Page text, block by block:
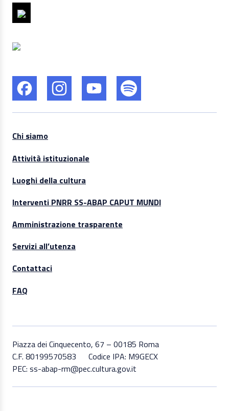
Chi siamo
Attività istituzionale
Luoghi della cultura
Interventi PNRR SS-ABAP CAPUT MUNDI
Amministrazione trasparente
Servizi all’utenza
Contattaci
FAQ
Piazza dei Cinquecento, 67 – 00185 Roma
C.F. 80199570583
Codice IPA: M9GECX
PEC: ss-abap-rm@pec.cultura.gov.it